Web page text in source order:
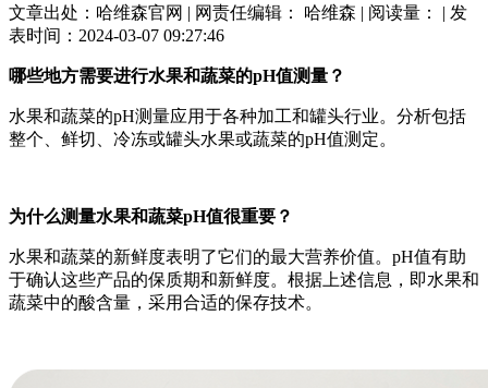
文章出处：哈维森官网 | 网责任编辑： 哈维森 | 阅读量：
| 发
表时间：2024-03-07 09:27:46
哪些地方需要进行水果和蔬菜的pH值测量？
水果和蔬菜的pH测量应用于各种加工和罐头行业。分析包括
整个、鲜切、冷冻或罐头水果或蔬菜的pH值测定。
为什么测量水果和蔬菜pH值很重要？
水果和蔬菜的新鲜度表明了它们的最大营养价值。pH值有助
于确认这些产品的保质期和新鲜度。根据上述信息，即水果和
蔬菜中的酸含量，采用合适的保存技术。